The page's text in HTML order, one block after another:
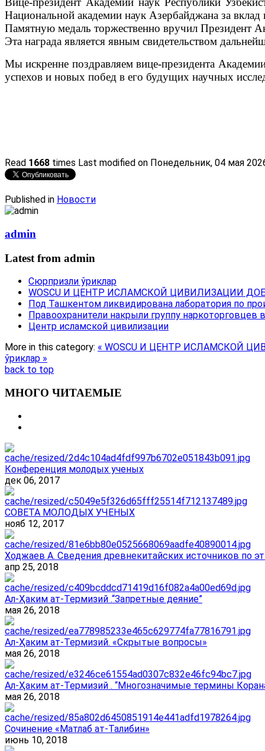
Национальной академии наук Азербайджана за
Памятную медаль торжественно вручил Президент
Эта награда является явным свидетельством
Мы искренне поздравляем вице-президента
успехов и новых побед в его будущих научных
Read 1668 times Last modified on Понедельник, 04 мая
Published in Новости
admin
Latest from admin
Сюрпризли ўриклар
WOSCU И ЦЕНТР ИСЛАМСКОЙ ЦИВИЛИЗАЦИИ
Под Ташкентом ликвидирована лаборатория по
Правоохранители накрыли группу
Центр исламской цивилизации
More in this category: « WOSCU И ЦЕНТР ИСЛАМСКОЙ
ўриклар »
back to top
МНОГО ЧИТАЕМЫЕ
Конференция молодых ученых
дек 06, 2017
СОВЕТА МОЛОДЫХ УЧЕНЫХ
нояб 12, 2017
Ходжаев А. Сведения древнекитайских источников по
апр 25, 2018
Ал-Ҳаким ат-Термизий .“Запретные деяние”
мая 26, 2018
Ал-Ҳаким ат-Термизий. «Скрытые вопросы»
мая 26, 2018
Ал-Ҳаким ат-Термизий . “Многозначимые термины
мая 26, 2018
Сочинение «Матлаб ат-Талибин»
июнь 10, 2018